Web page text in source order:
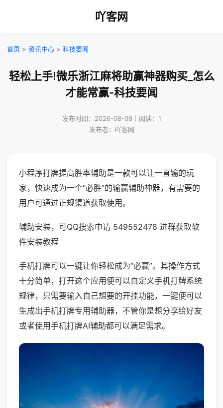
吖客网
首页 > 资讯中心 > 科技要闻
轻松上手!微乐浙江麻将助赢神器购买_怎么
才能常赢-科技要闻
发布时间：2026-08-09｜阅读：1
发布者：吖客网
小程序打牌提高胜率辅助是一款可以让一直输的玩
家，快速成为一个“必胜”的输赢辅助神器，有需要的
用户可通过正规渠道获取使用。
辅助安装，可QQ搜索申请 549552478 进群获取软
件安装教程
手机打牌可以一键让你轻松成为“必赢”。其操作方式
十分简单，打开这个应用便可以自定义手机打牌系统
规律，只需要输入自己想要的开挂功能，一键便可以
生成出手机打牌专用辅助器，不管你是想分享给好友
或者使用手机打牌AI辅助都可以满足需求。